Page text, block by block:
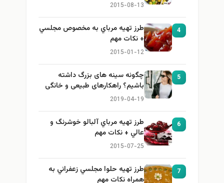
2015-08-13
4
طرز تهيه مرباي به مخصوص مجلسي
+ نكات مهم
2015-01-12
5
چگونه سینه های بزرگ داشته
باشیم؟ راهکارهای طبیعی و خانگی
برای بزرگ کردن سینه
2019-04-19
6
طرز تهيه مرباي آلبالو خوشرنگ و
عالي + نكات مهم
2015-07-25
7
طرز تهيه حلوا مجلسي زعفراني به
همراه نكات مهم